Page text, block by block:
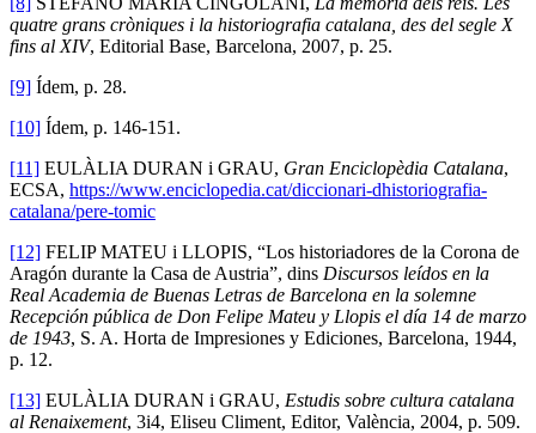
quatre grans cròniques i la historiografia catalana, des del segle X
fins al XIV, Editorial Base, Barcelona, 2007, p. 25.
[9] Ídem, p. 28.
[10] Ídem, p. 146-151.
[11] EULÀLIA DURAN i GRAU, Gran Enciclopèdia Catalana,
ECSA, https://www.enciclopedia.cat/diccionari-dhistoriografia-
catalana/pere-tomic
[12] FELIP MATEU i LLOPIS, “Los historiadores de la Corona de
Aragón durante la Casa de Austria”, dins Discursos leídos en la
Real Academia de Buenas Letras de Barcelona en la solemne
Recepción pública de Don Felipe Mateu y Llopis el día 14 de marzo
de 1943, S. A. Horta de Impresiones y Ediciones, Barcelona, 1944,
p. 12.
[13] EULÀLIA DURAN i GRAU, Estudis sobre cultura catalana
al Renaixement, 3i4, Eliseu Climent, Editor, València, 2004, p. 509.